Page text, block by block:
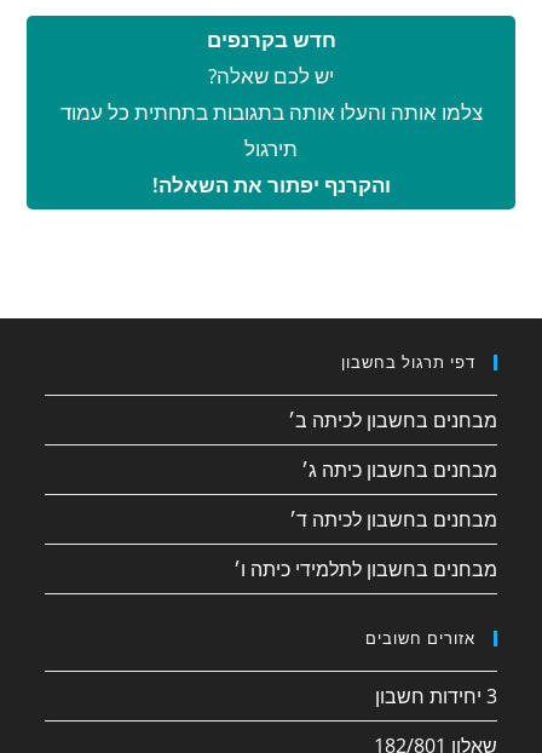
חדש בקרנפים
יש לכם שאלה?
צלמו אותה והעלו אותה בתגובות בתחתית כל עמוד
תירגול
והקרנף יפתור את השאלה!
דפי תרגול בחשבון
מבחנים בחשבון לכיתה ב׳
מבחנים בחשבון כיתה ג׳
מבחנים בחשבון לכיתה ד׳
מבחנים בחשבון לתלמידי כיתה ו׳
אזורים חשובים
3 יחידות חשבון
שאלון 182/801